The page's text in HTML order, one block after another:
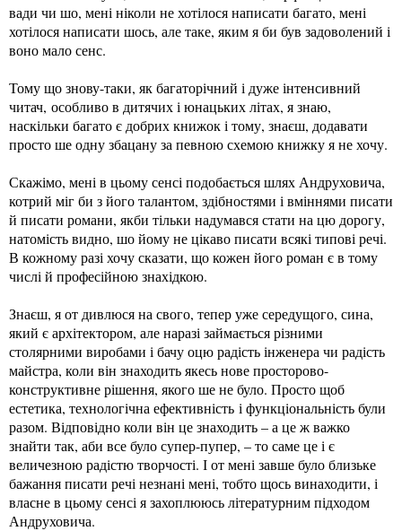
вади чи шо, мені ніколи не хотілося написати багато, мені
хотілося написати шось, але таке, яким я би був задоволений і
воно мало сенс.
Тому що знову-таки, як багаторічний і дуже інтенсивний
читач, особливо в дитячих і юнацьких літах, я знаю,
наскільки багато є добрих книжок і тому, знаєш, додавати
просто ше одну збацану за певною схемою книжку я не хочу.
Скажімо, мені в цьому сенсі подобається шлях Андруховича,
котрий міг би з його талантом, здібностями і вміннями писати
й писати романи, якби тільки надумався стати на цю дорогу,
натомість видно, шо йому не цікаво писати всякі типові речі.
В кожному разі хочу сказати, що кожен його роман є в тому
числі й професійною знахідкою.
Знаєш, я от дивлюся на свого, тепер уже середущого, сина,
який є архітектором, але наразі займається різними
столярними виробами і бачу оцю радість інженера чи радість
майстра, коли він знаходить якесь нове просторово-
конструктивне рішення, якого ше не було. Просто щоб
естетика, технологічна ефективність і функціональність були
разом. Відповідно коли він це знаходить – а це ж важко
знайти так, аби все було супер-пупер, – то саме це і є
величезною радістю творчості. І от мені завше було близьке
бажання писати речі незнані мені, тобто щось винаходити, і
власне в цьому сенсі я захоплююсь літературним підходом
Андруховича.